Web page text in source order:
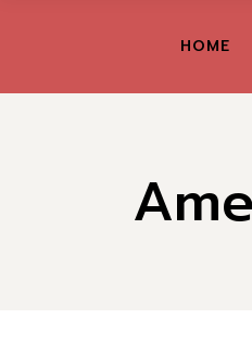
HOME
GR